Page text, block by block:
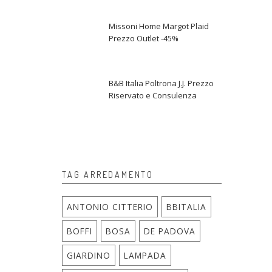
Missoni Home Margot Plaid
Prezzo Outlet -45%
B&B Italia Poltrona J.J. Prezzo
Riservato e Consulenza
TAG ARREDAMENTO
ANTONIO CITTERIO BBITALIA
BOFFI BOSA DE PADOVA
GIARDINO LAMPADA